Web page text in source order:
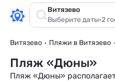
Витязево
Выберите даты·2
Витязево Пляжи в Витязево
Пляж «Дюны»
Пляж «Дюны»